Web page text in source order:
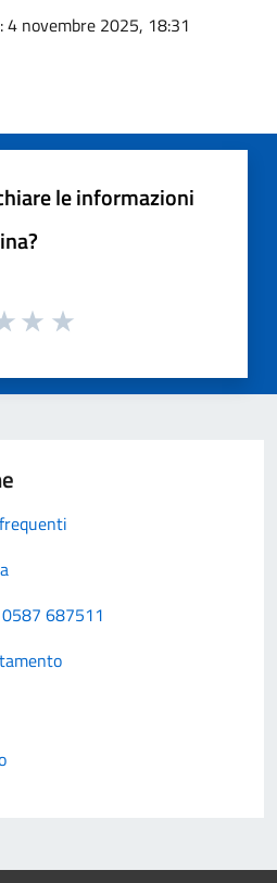
: 4 novembre 2025, 18:31
le informazioni
687511